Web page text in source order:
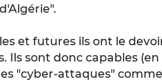
et futures ils ont le
Ils sont donc capables
"cyber-attaques"